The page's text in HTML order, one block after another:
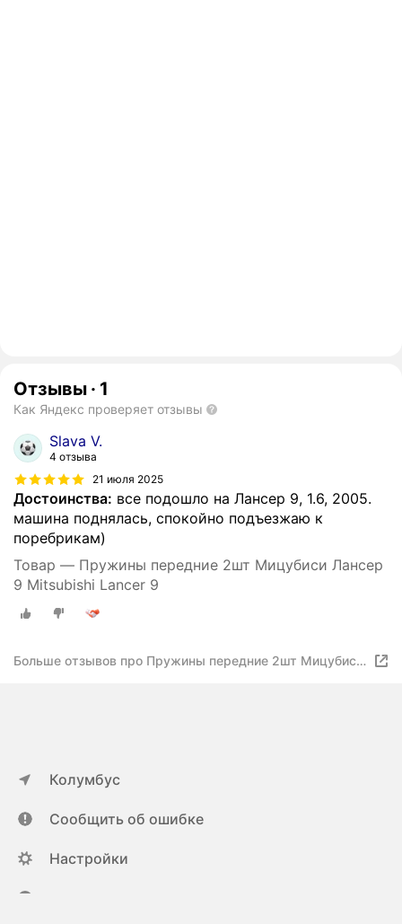
Отзывы · 1
Как Яндекс проверяет отзывы
Slava V.
4 отзыва
21 июля 2025
Достоинства: все подошло на Лансер 9, 1.6, 2005.
машина поднялась, спокойно подъезжаю к
поребрикам)
Товар — Пружины передние 2шт Мицубиси Лансер
9 Mitsubishi Lancer 9
Больше отзывов про Пружины передние 2шт Мицубиси
Колумбус
Сообщить об ошибке
Настройки